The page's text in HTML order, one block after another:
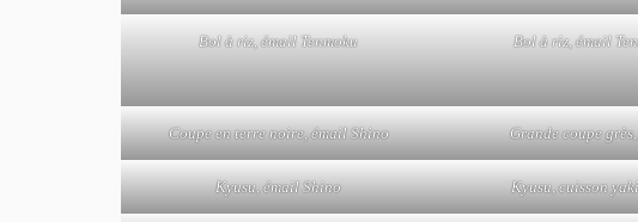
Bol à riz, émail Tenmoku Bol à riz, émail
Coupe en terre noire, émail Shino Grande coupe
Kyusu, émail Shino Kyusu, cuisson